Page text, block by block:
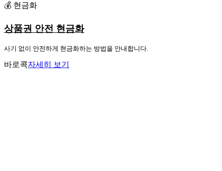
💰 현금화
상품권 안전 현금화
사기 없이 안전하게 현금화하는 방법을 안내합니다.
바로콕자세히 보기